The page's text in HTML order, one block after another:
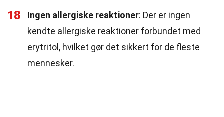
18 Ingen allergiske reaktioner: Der er ingen
kendte allergiske reaktioner forbundet med
erytritol, hvilket gør det sikkert for de fleste
mennesker.